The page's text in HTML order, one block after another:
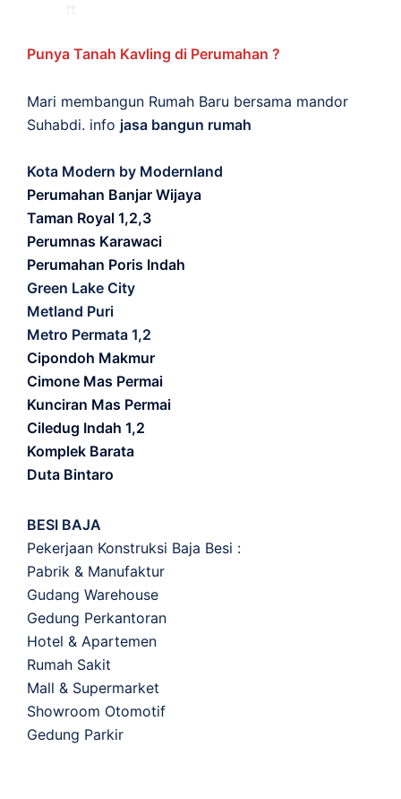
Punya Tanah Kavling di Perumahan ?
Mari membangun Rumah Baru bersama mandor
Suhabdi. info jasa bangun rumah
Kota Modern by Modernland
Perumahan Banjar Wijaya
Taman Royal 1,2,3
Perumnas Karawaci
Perumahan Poris Indah
Green Lake City
Metland Puri
Metro Permata 1,2
Cipondoh Makmur
Cimone Mas Permai
Kunciran Mas Permai
Ciledug Indah 1,2
Komplek Barata
Duta Bintaro
BESI BAJA
Pekerjaan Konstruksi Baja Besi :
Pabrik & Manufaktur
Gudang Warehouse
Gedung Perkantoran
Hotel & Apartemen
Rumah Sakit
Mall & Supermarket
Showroom Otomotif
Gedung Parkir